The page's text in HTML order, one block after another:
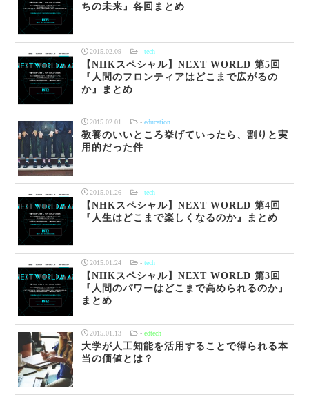
ちの未来』各回まとめ
2015.02.09 - tech
【NHKスペシャル】NEXT WORLD 第5回
『人間のフロンティアはどこまで広がるの
か』まとめ
2015.02.01 - education
教養のいいところ挙げていったら、割りと実
用的だった件
2015.01.26 - tech
【NHKスペシャル】NEXT WORLD 第4回
『人生はどこまで楽しくなるのか』まとめ
2015.01.24 - tech
【NHKスペシャル】NEXT WORLD 第3回
『人間のパワーはどこまで高められるのか』
まとめ
2015.01.13 - edtech
大学が人工知能を活用することで得られる本
当の価値とは？